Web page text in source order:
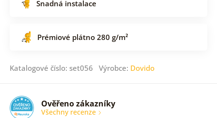
Snadná instalace
Prémiové plátno 280 g/m²
Katalogové číslo: set056 Výrobce: Dovido
Ověřeno zákazníky
Všechny recenze